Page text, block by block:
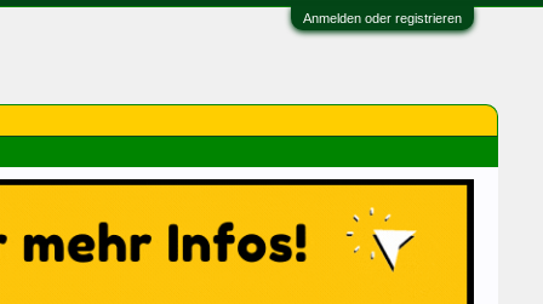
Anmelden oder registrieren